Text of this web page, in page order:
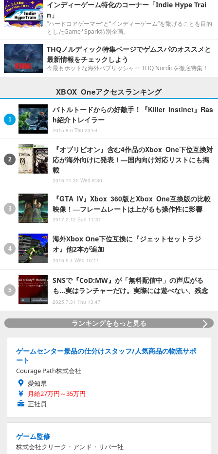
インディーゲーム特化のコーナー「Indie Hype Trai
n」
“ハードコアゲーマー”と“インディーゲーム”を繋げることを目的
としたGame*Spark特別企画。
THQノルディック特集ページでゲムスパのオススメと
最新情報をチェックしよう
今最もホットな海外パブリッシャー THQ Nordicを徹底特集！
XBOX Oneアクセスランキング
バトルトードからの好敵手！『Killer Instinct』Ras
h紹介トレイラー
2015.8.6 Thu 23:54
『オブリビオン』含む4作品のXbox One下位互換対
応が海外向けに発表！―国内向け対応リストにも掲
載
2016.11.30 Wed 8:30
『GTA IV』Xbox 360版とXbox One互換版の比較
映像！―フレームレートは上がるも操作性に影響
2017.2.12 Sun 11:31
海外Xbox One下位互換に『ジェットセットラジ
オ』他2本が追加
2016.5.4 Wed 16:11
SNSで『CoD:MW』が「無料配信中」の声広がる
も…実はランチャーだけ。実際には遊べない、残念
2025.7.31 Thu 13:47
ランキングをもっと見る
ゲームセンター景品の仕分けスタッフ/人気商品の物流サポ
ート
Courage Path株式会社
愛知県
月給27万円～35万円
正社員
ゲーム監修
株式会社クリーク・アンド・リバー社